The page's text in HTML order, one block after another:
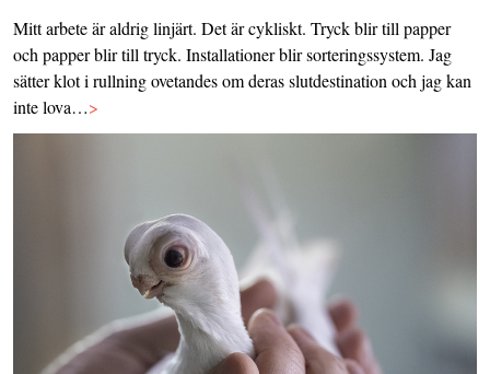
Mitt arbete är aldrig linjärt. Det är cykliskt. Tryck blir till papper
och papper blir till tryck. Installationer blir sorteringssystem. Jag
sätter klot i rullning ovetandes om deras slutdestination och jag kan
inte lova…>